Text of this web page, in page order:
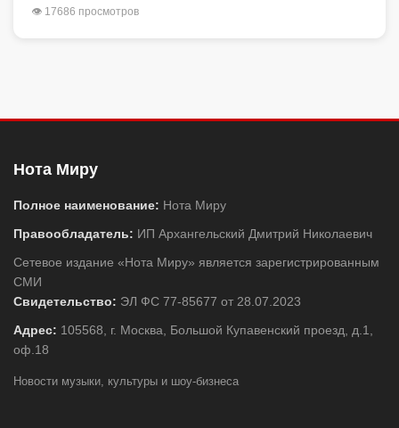
👁 17686 просмотров
Нота Миру
Полное наименование: Нота Миру
Правообладатель: ИП Архангельский Дмитрий Николаевич
Сетевое издание «Нота Миру» является зарегистрированным
СМИ
Свидетельство: ЭЛ ФС 77-85677 от 28.07.2023
Адрес: 105568, г. Москва, Большой Купавенский проезд, д.1,
оф.18
Новости музыки, культуры и шоу-бизнеса